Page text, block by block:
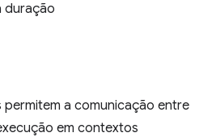
duração
permitem a comunicação entre
em contextos